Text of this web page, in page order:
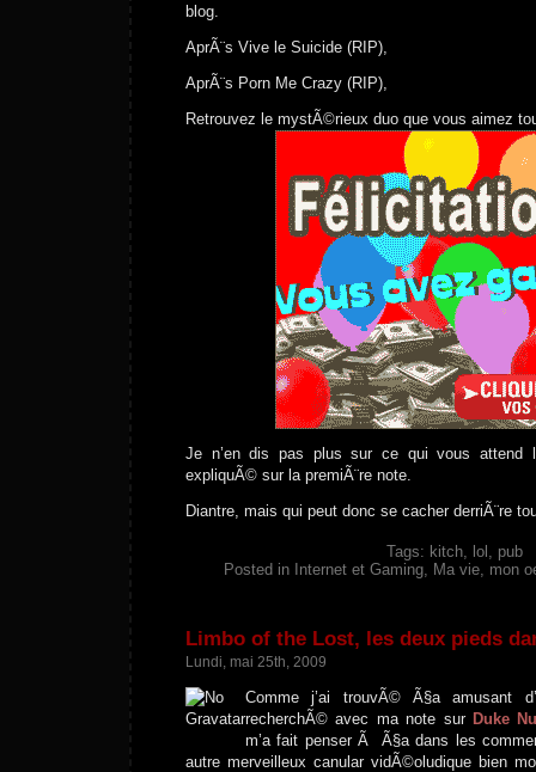
blog.
AprÃ¨s Vive le Suicide (RIP),
AprÃ¨s Porn Me Crazy (RIP),
Retrouvez le mystÃ©rieux duo que vous aimez
Je n’en dis pas plus sur ce qui vous
expliquÃ© sur la premiÃ¨re note.
Diantre, mais qui peut donc se cacher derriÃ¨re
Tags: kitch, lol , pub
Posted in Internet et Gaming, Ma vie, mon
Limbo of the Lost, les deux pieds
Lundi, mai 25th, 2009
Comme j’ai trouvÃ© Ã§a amusant
recherchÃ© avec ma note sur Duke
m’a fait penser Ã Ã§a dans les
autre merveilleux canular vidÃ©oludique bien